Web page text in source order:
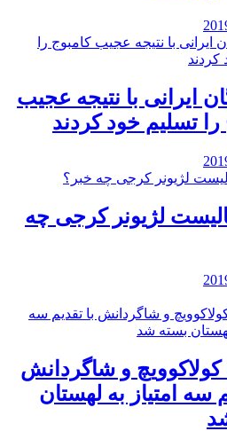
ایرانی با نتیجه عجیب
را تسلیم خود کردند
لژیونر کرجی چه
کولاکوویچ و شاگردانش
سه امتیاز به لهستان